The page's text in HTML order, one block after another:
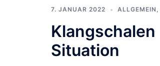
7. JANUAR 2022 ALLGEMEIN ,
Situation